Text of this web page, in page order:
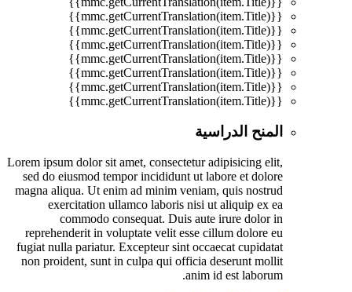
{{mmc.getCurrentTranslation(item.Title)}}
{{mmc.getCurrentTranslation(item.Title)}}
{{mmc.getCurrentTranslation(item.Title)}}
{{mmc.getCurrentTranslation(item.Title)}}
{{mmc.getCurrentTranslation(item.Title)}}
{{mmc.getCurrentTranslation(item.Title)}}
{{mmc.getCurrentTranslation(item.Title)}}
المنح الدراسية
Lorem ipsum dolor sit amet, consectetur adipisicing elit,
sed do eiusmod tempor incididunt ut labore et dolore
magna aliqua. Ut enim ad minim veniam, quis nostrud
exercitation ullamco laboris nisi ut aliquip ex ea
commodo consequat. Duis aute irure dolor in
reprehenderit in voluptate velit esse cillum dolore eu
fugiat nulla pariatur. Excepteur sint occaecat cupidatat
non proident, sunt in culpa qui officia deserunt mollit
anim id est laborum.